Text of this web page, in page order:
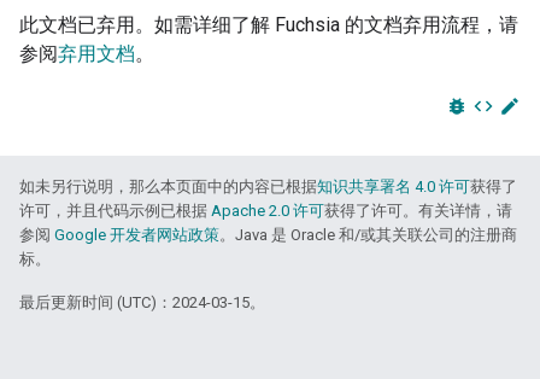
此文档已弃用。如需详细了解 Fuchsia 的文档弃用流程，请
参阅弃用文档。
bug_report code edit
如未另行说明，那么本页面中的内容已根据知识共享署名 4.0 许可获得了
许可，并且代码示例已根据 Apache 2.0 许可获得了许可。有关详情，请
参阅 Google 开发者网站政策。Java 是 Oracle 和/或其关联公司的注册商
标。
最后更新时间 (UTC)：2024-03-15。